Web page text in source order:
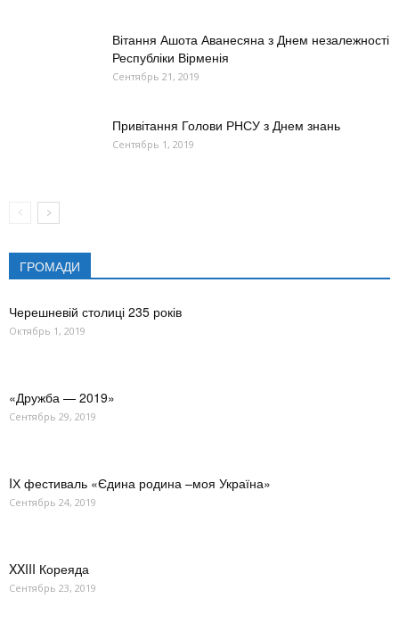
Вітання Ашота Аванесяна з Днем незалежності
Республіки Вірменія
Сентябрь 21, 2019
Привітання Голови РНСУ з Днем знань
Сентябрь 1, 2019
ГРОМАДИ
Черешневій столиці 235 років
Октябрь 1, 2019
«Дружба — 2019»
Сентябрь 29, 2019
IХ фестиваль «Єдина родина –моя Україна»
Сентябрь 24, 2019
XXIII Кореяда
Сентябрь 23, 2019